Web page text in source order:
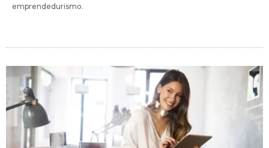
emprendedurismo.